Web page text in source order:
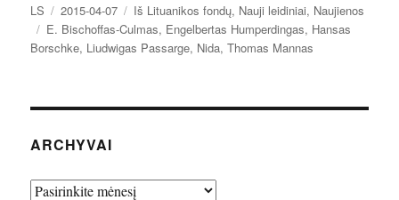
Autorius
LS Paskelbta
2015-04-07 Kategorijos
Iš Lituanikos fondų, Nauji leidiniai, Naujienos
Žymos
E. Bischoffas-Culmas, Engelbertas Humperdingas, Hansas
Borschke, Liudwigas Passarge, Nida,Thomas Mannas
ARCHYVAI
Archyvai